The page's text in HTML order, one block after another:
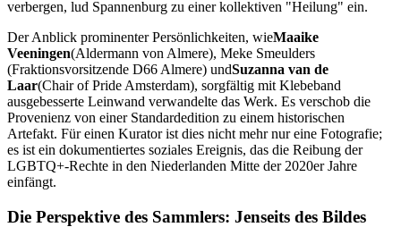
verbergen, lud Spannenburg zu einer kollektiven "Heilung" ein.
Der Anblick prominenter Persönlichkeiten, wieMaaike
Veeningen(Aldermann von Almere), Meke Smeulders
(Fraktionsvorsitzende D66 Almere) undSuzanna van de
Laar(Chair of Pride Amsterdam), sorgfältig mit Klebeband
ausgebesserte Leinwand verwandelte das Werk. Es verschob die
Provenienz von einer Standardedition zu einem historischen
Artefakt. Für einen Kurator ist dies nicht mehr nur eine Fotografie;
es ist ein dokumentiertes soziales Ereignis, das die Reibung der
LGBTQ+-Rechte in den Niederlanden Mitte der 2020er Jahre
einfängt.
Die Perspektive des Sammlers: Jenseits des Bildes